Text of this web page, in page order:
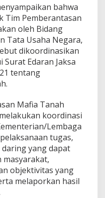
bahwa
Tim Pemberantasan
oleh Bidang
Tata Usaha Negara,
dikoordinasikan
Edaran Jaksa
tentang
Mafia Tanah
koordinasi
Lembaga
tugas,
yang dapat
masyarakat,
objektivitas yang
melaporkan hasil